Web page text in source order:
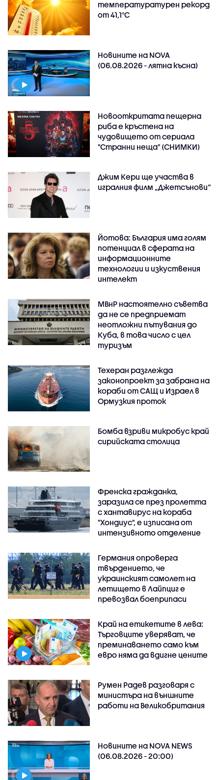
температуратурен рекорд
от 41,1°C
Новините на NOVA
(06.08.2026 - лятна късна)
Новооткритата пещерна
риба е кръстена на
чудовището от сериала
"Странни неща" (СНИМКИ)
Джим Кери ще участва в
игралния филм „Джетсънови“
Йотова: България има голям
потенциал в сферата на
информационните
технологии и изкуствения
интелект
МВнР настоятелно съветва
да не се предприемат
неотложни пътувания до
Куба, в това число с цел
туризъм
Техеран разглежда
законопроект за забрана на
кораби от САЩ и Израел в
Ормузкия проток
Бомба взриви микробус край
сирийската столица
Френска гражданка,
заразила се през пролетта
с хантавирус на кораба
"Хондиус", е изписана от
интензивното отделение
Германия опроверга
твърдението, че
украинският самолет на
летището в Лайпциг е
превозвал боеприпаси
Край на етикетите в лева:
Търговците уверяват, че
преминаването само към
евро няма да вдигне цените
Румен Радев разговаря с
министъра на външните
работи на Великобритания
Новините на NOVA NEWS
(06.08.2026 - 20:00)